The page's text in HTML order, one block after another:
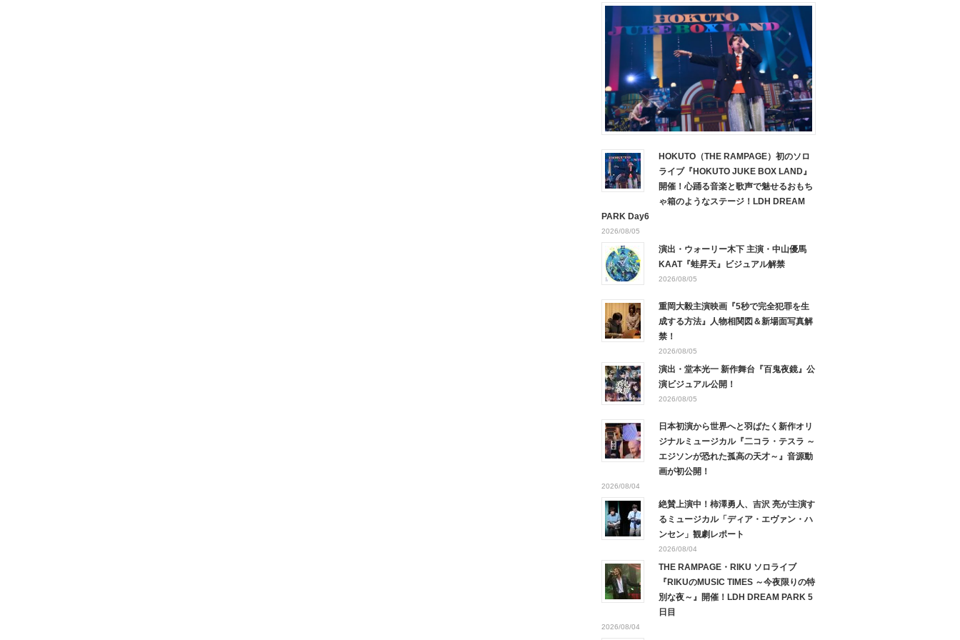
HOKUTO（THE RAMPAGE）初のソロ
ライブ『HOKUTO JUKE BOX LAND』
開催！心踊る音楽と歌声で魅せるおもち
ゃ箱のようなステージ！LDH DREAM
PARK Day6
2026/08/05
演出・ウォーリー木下 主演・中山優馬
KAAT『蛙昇天』ビジュアル解禁
2026/08/05
重岡大毅主演映画『5秒で完全犯罪を生
成する方法』人物相関図＆新場面写真解
禁！
2026/08/05
演出・堂本光一 新作舞台『百鬼夜鏡』公
演ビジュアル公開！
2026/08/05
日本初演から世界へと羽ばたく新作オリ
ジナルミュージカル『二コラ・テスラ ～
エジソンが恐れた孤高の天才～』音源動
画が初公開！
2026/08/04
絶賛上演中！柿澤勇人、吉沢 亮が主演す
るミュージカル「ディア・エヴァン・ハ
ンセン」観劇レポート
2026/08/04
THE RAMPAGE・RIKU ソロライブ
『RIKUのMUSIC TIMES ～今夜限りの特
別な夜～』開催！LDH DREAM PARK 5
日目
2026/08/04